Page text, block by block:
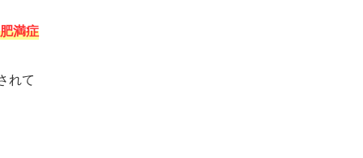
満症
れて